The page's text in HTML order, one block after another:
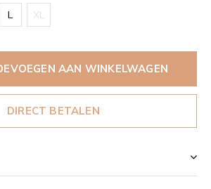
L XL
AAN WINKELWAGEN
DIRECT BETALEN